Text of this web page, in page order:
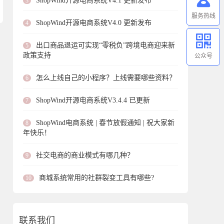
4 ShopWind开源电商系统V4.0 更新发布
5
出口商品退运可实现“零税负”跨境电商迎来新
政策支持
6 怎么上线自己的小程序？上线需要哪些资料？
7 ShopWind开源电商系统V3.4.4 已更新
8
ShopWind电商系统 | 春节放假通知 | 祝大家新
年快乐！
9 社交电商的商业模式有哪几种？
10 商城系统常用的社群裂变工具有哪些?
联系我们
服务热线
公众号